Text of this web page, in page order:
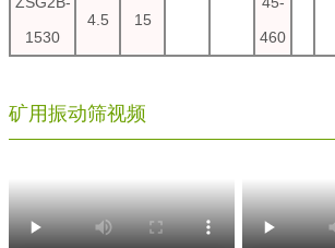
1530
4.5 15
460
矿用振动筛视频